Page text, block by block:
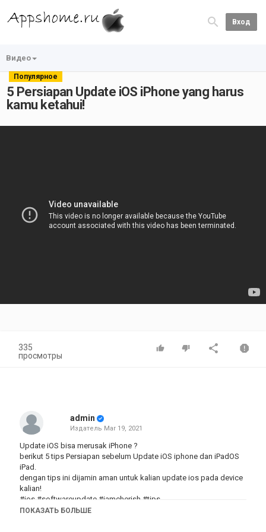
Вход
Видео
Популярное
5 Persiapan Update iOS iPhone yang harus
kamu ketahui!
335
просмотры
admin
Издатель Mar 19, 2021
Update iOS bisa merusak iPhone ?
berikut 5 tips Persiapan sebelum Update iOS iphone dan iPadOS
iPad.
dengan tips ini dijamin aman untuk kalian update ios pada device
kalian!
#ios #softwareupdate #iamcherish #tips
ПОКАЗАТЬ БОЛЬШЕ